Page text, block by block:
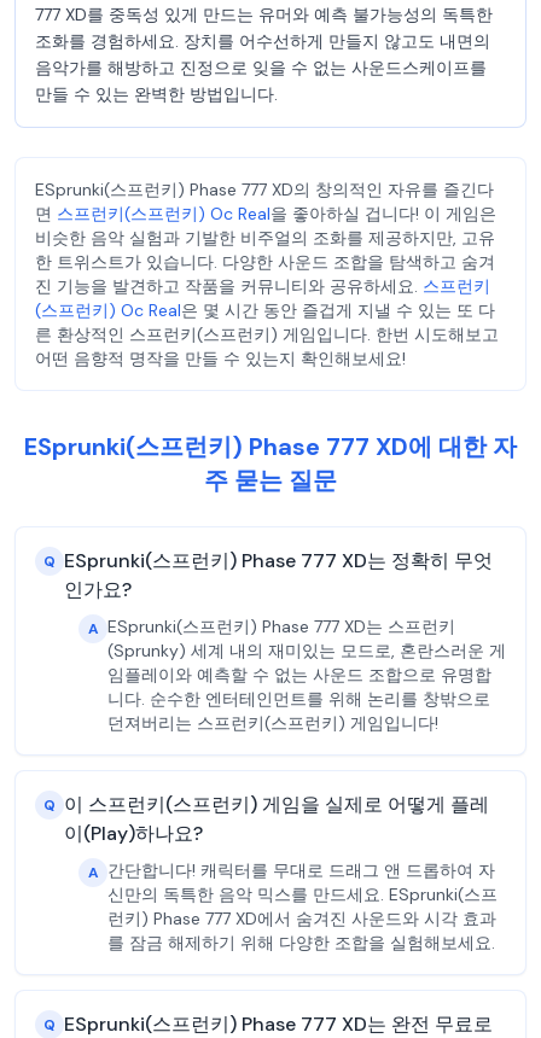
777 XD를 중독성 있게 만드는 유머와 예측 불가능성의 독특한
조화를 경험하세요. 장치를 어수선하게 만들지 않고도 내면의
음악가를 해방하고 진정으로 잊을 수 없는 사운드스케이프를
만들 수 있는 완벽한 방법입니다.
ESprunki(스프런키) Phase 777 XD의 창의적인 자유를 즐긴다
면 스프런키(스프런키) Oc Real을 좋아하실 겁니다! 이 게임은
비슷한 음악 실험과 기발한 비주얼의 조화를 제공하지만, 고유
한 트위스트가 있습니다. 다양한 사운드 조합을 탐색하고 숨겨
진 기능을 발견하고 작품을 커뮤니티와 공유하세요. 스프런키
(스프런키) Oc Real은 몇 시간 동안 즐겁게 지낼 수 있는 또 다
른 환상적인 스프런키(스프런키) 게임입니다. 한번 시도해보고
어떤 음향적 명작을 만들 수 있는지 확인해보세요!
ESprunki(스프런키) Phase 777 XD에 대한 자
주 묻는 질문
Q ESprunki(스프런키) Phase 777 XD는 정확히 무엇
인가요?
A ESprunki(스프런키) Phase 777 XD는 스프런키
(Sprunky) 세계 내의 재미있는 모드로, 혼란스러운 게
임플레이와 예측할 수 없는 사운드 조합으로 유명합
니다. 순수한 엔터테인먼트를 위해 논리를 창밖으로
던져버리는 스프런키(스프런키) 게임입니다!
Q 이 스프런키(스프런키) 게임을 실제로 어떻게 플레
이(Play)하나요?
A 간단합니다! 캐릭터를 무대로 드래그 앤 드롭하여 자
신만의 독특한 음악 믹스를 만드세요. ESprunki(스프
런키) Phase 777 XD에서 숨겨진 사운드와 시각 효과
를 잠금 해제하기 위해 다양한 조합을 실험해보세요.
Q ESprunki(스프런키) Phase 777 XD는 완전 무료로